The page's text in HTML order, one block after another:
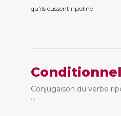
qu'ils eussent ripoliné
Conditionnel
Conjugaison du verbe
...